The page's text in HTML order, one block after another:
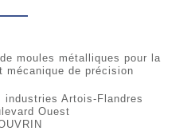
moules métalliques pour la
mécanique de précision
industries Artois-Flandres
Ouest